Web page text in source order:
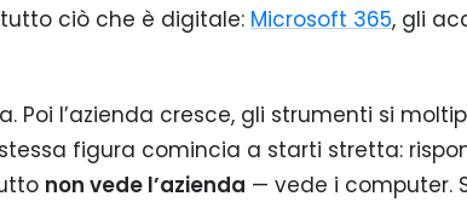
ciò che è digitale: Microsoft 365, gli
Poi l’azienda cresce, gli strumenti si
figura comincia a starti stretta:
non vede l’azienda — vede i computer.